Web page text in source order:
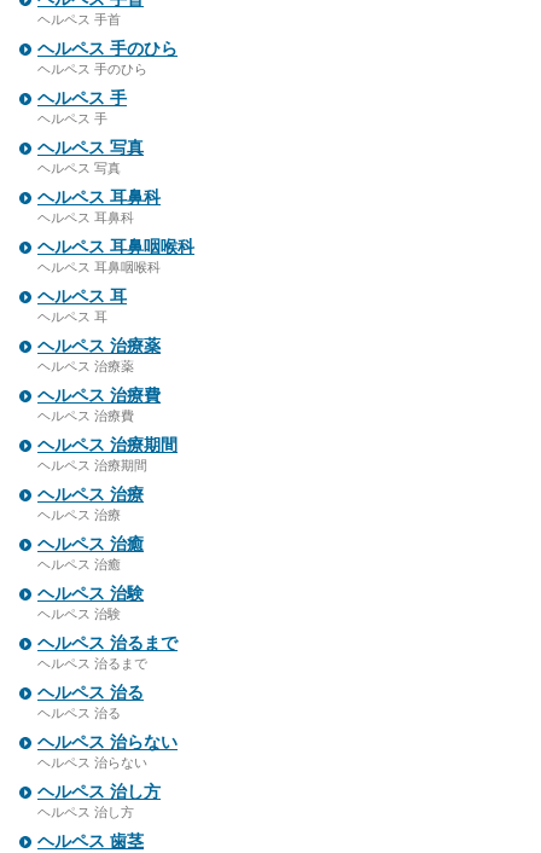
ヘルペス 手首
ヘルペス 手のひら
ヘルペス 手のひら
ヘルペス 手
ヘルペス 手
ヘルペス 写真
ヘルペス 写真
ヘルペス 耳鼻科
ヘルペス 耳鼻科
ヘルペス 耳鼻咽喉科
ヘルペス 耳鼻咽喉科
ヘルペス 耳
ヘルペス 耳
ヘルペス 治療薬
ヘルペス 治療薬
ヘルペス 治療費
ヘルペス 治療費
ヘルペス 治療期間
ヘルペス 治療期間
ヘルペス 治療
ヘルペス 治療
ヘルペス 治癒
ヘルペス 治癒
ヘルペス 治験
ヘルペス 治験
ヘルペス 治るまで
ヘルペス 治るまで
ヘルペス 治る
ヘルペス 治る
ヘルペス 治らない
ヘルペス 治らない
ヘルペス 治し方
ヘルペス 治し方
ヘルペス 歯茎